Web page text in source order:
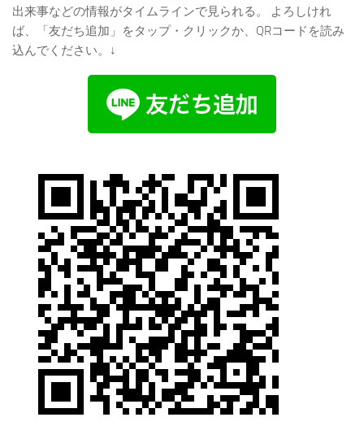
出来事などの情報がタイムラインで見られる。
よろしけれ
ば、「友だち追加」をタップ・クリックか、QRコードを読み
込んでください。↓